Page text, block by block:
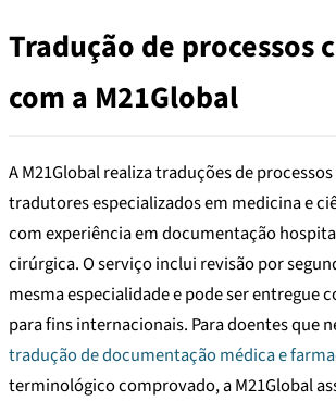
Tradução de processos
com a M21Global
A M21Global realiza traduções de
tradutores especializados em medicina e
com experiência em documentação
cirúrgica. O serviço inclui revisão por
mesma especialidade e pode ser entregue
para fins internacionais. Para doentes que
tradução de documentação médica e
terminológico comprovado, a M21Global